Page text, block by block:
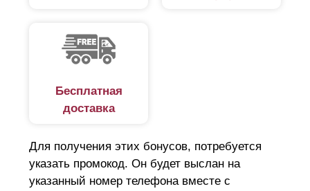
Бесплатная
доставка
Для получения этих бонусов, потребуется
указать промокод. Он будет выслан на
указанный номер телефона вместе с